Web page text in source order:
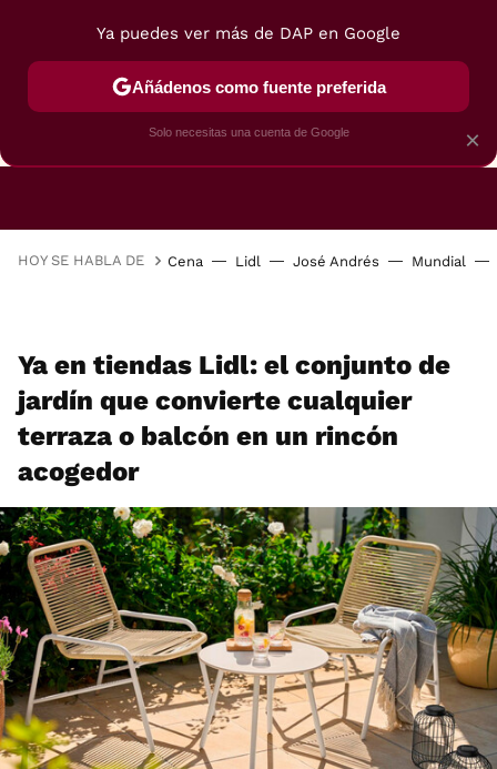
FREIDORAS DE AIRE GUÍAS DE
HOY SE HABLA DE Cena Lidl José Andrés Mundial
Ya en tiendas Lidl: el conjunto de
jardín que convierte cualquier
terraza o balcón en un rincón
acogedor
×
Ya puedes ver más de DAP en Google
Añádenos como fuente preferida
Solo necesitas una cuenta de Google